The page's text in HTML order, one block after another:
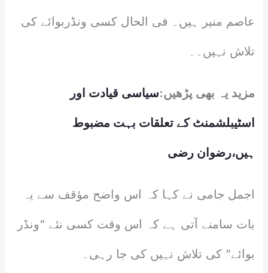
عاصم منیر ہیں۔ فی الحال کسی ونڈربوائے کی
تلاش نہیں۔۔
مزید یہ بھی پڑھیں:سیاسی قیادت اور
اسٹیبلشمنٹ کے تعلقات بہت مضبوط
ہیں،رضوان رضی
اجمل جامی نے کہا کہ اس واضح مؤقف سے یہ
بات سامنے آتی ہے کہ اس وقت کسی نئے “ونڈر
بوائے” کی تلاش نہیں کی جا رہی۔